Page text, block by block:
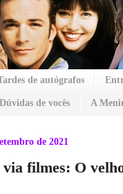
de autógrafos
de vocês A
de 2021
filmes: O